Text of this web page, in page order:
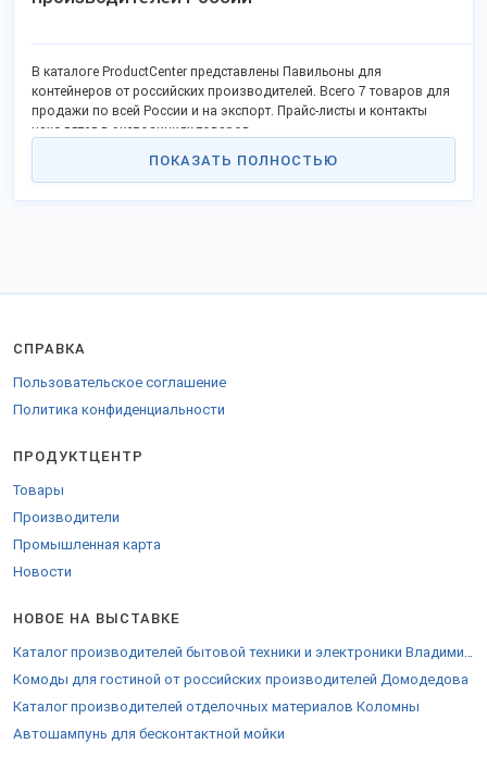
В каталоге ProductCenter представлены Павильоны для
контейнеров от российских производителей. Всего 7 товаров для
продажи по всей России и на экспорт. Прайс-листы и контакты
находятся в экспозициях товаров.
ПОКАЗАТЬ ПОЛНОСТЬЮ
СПРАВКА
Пользовательское соглашение
Политика конфиденциальности
ПРОДУКТЦЕНТР
Товары
Производители
Промышленная карта
Новости
НОВОЕ НА ВЫСТАВКЕ
Каталог производителей бытовой техники и электроники Владимирской области
Комоды для гостиной от российских производителей Домодедова
Каталог производителей отделочных материалов Коломны
Автошампунь для бесконтактной мойки